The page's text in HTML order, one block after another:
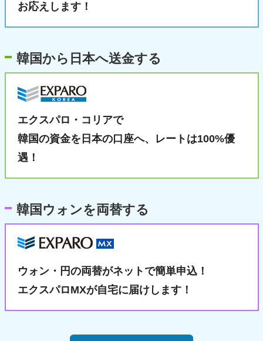
お応えします！
韓国から日本へ送金する
エクスパロ・コリアで
韓国の資金を日本の口座へ、
レートは100%優
遇！
韓国ウォンを両替する
ウォン・円の両替がネットで簡単申込！
エクスパロMXが自宅に届けします！